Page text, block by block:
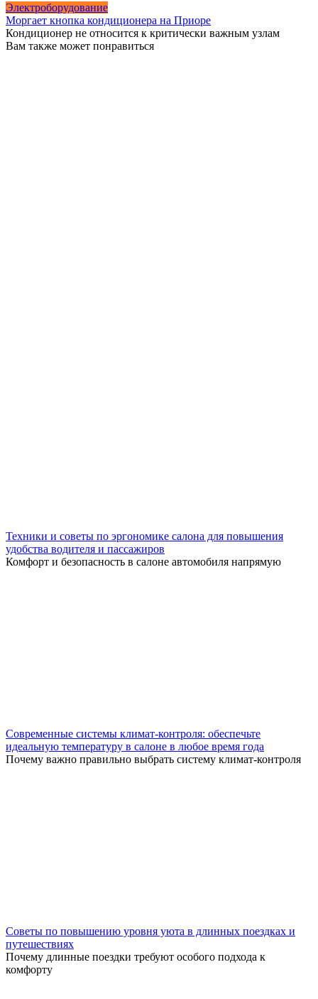
Электроборудование
Моргает кнопка кондиционера на Приоре
Кондиционер не относится к критически важным узлам
Вам также может понравиться
Техники и советы по эргономике салона для повышения
удобства водителя и пассажиров
Комфорт и безопасность в салоне автомобиля напрямую
Современные системы климат-контроля: обеспечьте
идеальную температуру в салоне в любое время года
Почему важно правильно выбрать систему климат-контроля
Советы по повышению уровня уюта в длинных поездках и
путешествиях
Почему длинные поездки требуют особого подхода к
комфорту